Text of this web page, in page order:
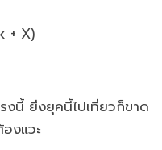
+ X)
งนี้ ยิ่งยุคนี้ไปเที่ยวก็ขาด
งแวะ